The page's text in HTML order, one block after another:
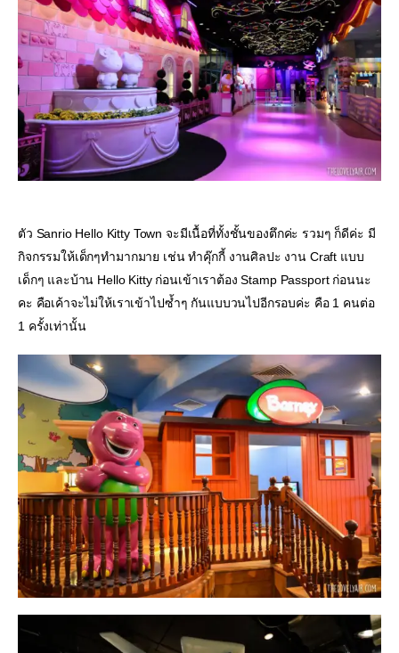
ตัว Sanrio Hello Kitty Town จะมีเนื้อที่ทั้งชั้นของตึกค่ะ รวมๆ ก็ดีค่ะ มี
กิจกรรมให้เด็กๆทำมากมาย เช่น ทำคุ๊กกี้ งานศิลปะ งาน Craft แบบ
เด็กๆ และบ้าน Hello Kitty ก่อนเข้าเราต้อง Stamp Passport ก่อนนะ
คะ คือเค้าจะไม่ให้เราเข้าไปซ้ำๆ กันแบบวนไปอีกรอบค่ะ คือ 1 คนต่อ
1 ครั้งเท่านั้น